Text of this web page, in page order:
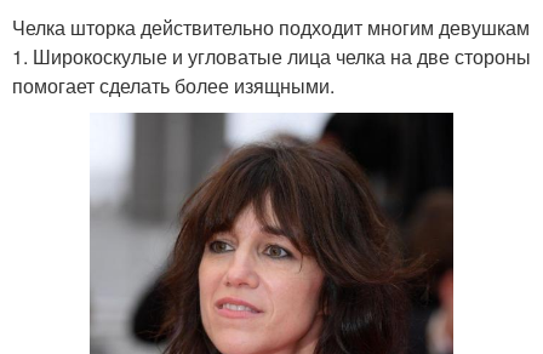
Челка шторка действительно подходит многим девушкам
1. Широкоскулые и угловатые лица челка на две стороны
помогает сделать более изящными.